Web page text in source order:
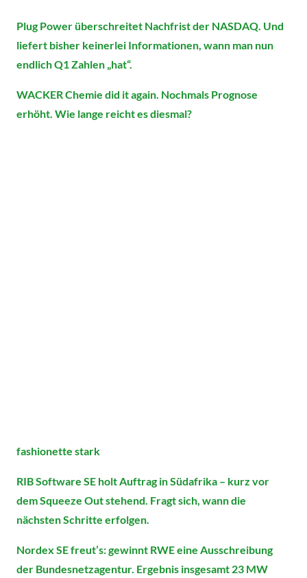
Plug Power überschreitet Nachfrist der NASDAQ. Und
liefert bisher keinerlei Informationen, wann man nun
endlich Q1 Zahlen „hat“.
WACKER Chemie did it again. Nochmals Prognose
erhöht. Wie lange reicht es diesmal?
fashionette stark
RIB Software SE holt Auftrag in Südafrika – kurz vor
dem Squeeze Out stehend. Fragt sich, wann die
nächsten Schritte erfolgen.
Nordex SE freut’s: gewinnt RWE eine Ausschreibung
der Bundesnetzagentur. Ergebnis insgesamt 23 MW